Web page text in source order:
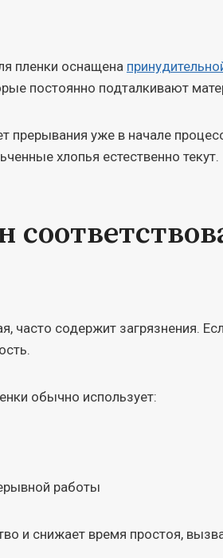
пленки оснащена
постоянно подталкивают
уже в начале
хлопья естественно текут.
часто содержит загрязнения.
обычно использует:
работы
и снижает время простоя,